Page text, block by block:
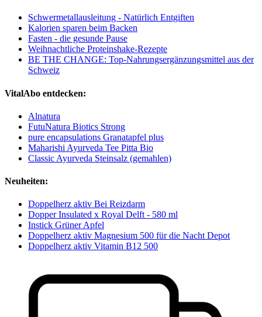
Schwermetallausleitung - Natürlich Entgiften
Kalorien sparen beim Backen
Fasten - die gesunde Pause
Weihnachtliche Proteinshake-Rezepte
BE THE CHANGE: Top-Nahrungsergänzungsmittel aus der
Schweiz
VitalAbo entdecken:
Alnatura
FutuNatura Biotics Strong
pure encapsulations Granatapfel plus
Maharishi Ayurveda Tee Pitta Bio
Classic Ayurveda Steinsalz (gemahlen)
Neuheiten:
Doppelherz aktiv Bei Reizdarm
Dopper Insulated x Royal Delft - 580 ml
Instick Grüner Apfel
Doppelherz aktiv Magnesium 500 für die Nacht Depot
Doppelherz aktiv Vitamin B12 500